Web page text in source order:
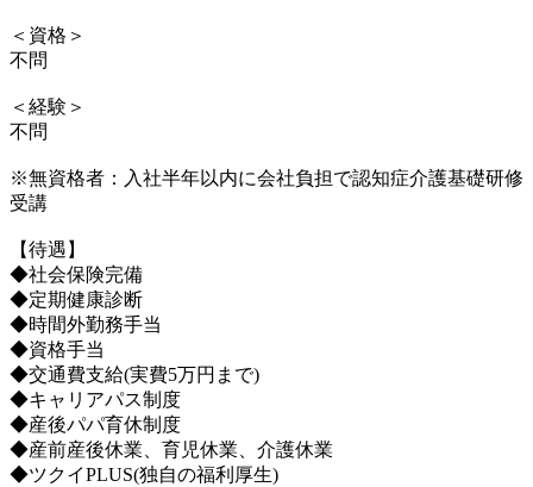
＜資格＞
不問
＜経験＞
不問
※無資格者：入社半年以内に会社負担で認知症介護基礎研修
受講
【待遇】
◆社会保険完備
◆定期健康診断
◆時間外勤務手当
◆資格手当
◆交通費支給(実費5万円まで)
◆キャリアパス制度
◆産後パパ育休制度
◆産前産後休業、育児休業、介護休業
◆ツクイPLUS(独自の福利厚生)